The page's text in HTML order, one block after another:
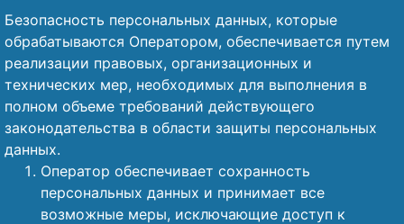
Безопасность персональных данных, которые
обрабатываются Оператором, обеспечивается путем
реализации правовых, организационных и
технических мер, необходимых для выполнения в
полном объеме требований действующего
законодательства в области защиты персональных
данных.
Оператор обеспечивает сохранность
персональных данных и принимает все
возможные меры, исключающие доступ к